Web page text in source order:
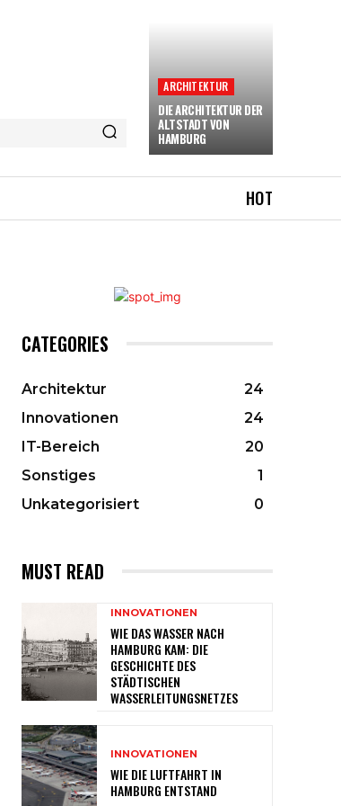
ARCHITEKTUR
DIE ARCHITEKTUR DER
ALTSTADT VON
HAMBURG
HOT
CATEGORIES
Architektur
24
Innovationen
24
IT-Bereich
20
Sonstiges
1
Unkategorisiert
0
MUST READ
INNOVATIONEN
WIE DAS WASSER NACH
HAMBURG KAM: DIE
GESCHICHTE DES
STÄDTISCHEN
WASSERLEITUNGSNETZES
INNOVATIONEN
WIE DIE LUFTFAHRT IN
HAMBURG ENTSTAND